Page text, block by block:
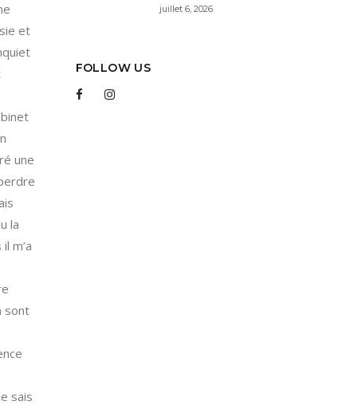
et
une
la
m’a
sont
sais
juillet 6, 2026
FOLLOW US